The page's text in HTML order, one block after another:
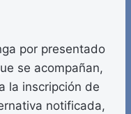
por presentado
se acompañan,
la inscripción de
notificada,